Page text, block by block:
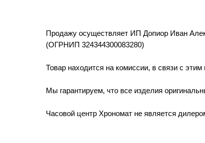
Продажу осуществляет ИП Допиор Иван
(ОГРНИП 324344300083280)
Товар находится на комиссии, в связи с
Мы гарантируем, что все изделия
Часовой центр Хрономат не является